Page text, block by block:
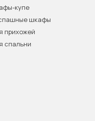
купе
шкафы
прихожей
спальни